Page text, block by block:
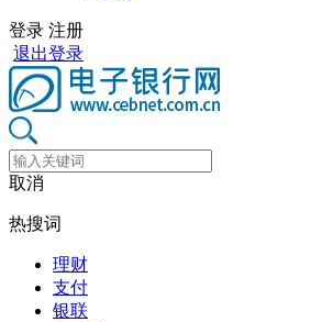
登录 注册
退出登录
取消
热搜词
理财
支付
银联